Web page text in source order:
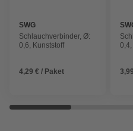
SWG
Schlauchverbinder, Ø:
0,6, Kunststoff
4,29 € / Paket